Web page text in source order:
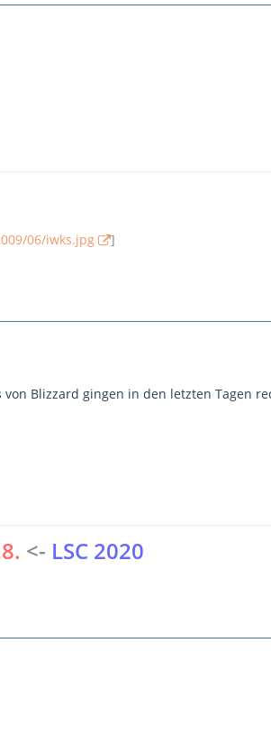
06/iwks.jpg ]
Blizzard gingen in den letzten Tagen
<- LSC 2020